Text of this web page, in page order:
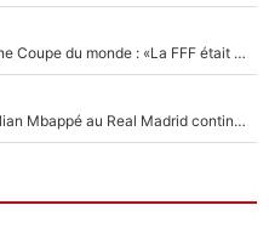
Didier Deschamps abandonné en pleine Coupe du monde : «La FFF était déjà passée à Zinedine Zidane»
«C'est une fierté» : La signature de Kylian Mbappé au Real Madrid continue de régaler l'Espagne